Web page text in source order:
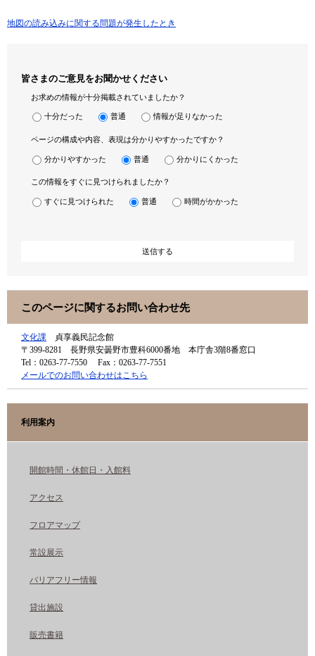
地図の読み込みに関する問題が発生したとき
皆さまのご意見をお聞かせください
お求めの情報が十分掲載されていましたか？
十分だった 普通 情報が足りなかった
ページの構成や内容、表現は分かりやすかったですか？
分かりやすかった 普通 分かりにくかった
この情報をすぐに見つけられましたか？
すぐに見つけられた 普通 時間がかかった
このページに関するお問い合わせ先
文化課
貞享義民記念館
〒399-8281
長野県安曇野市豊科6000番地 本庁舎3階8番窓口
Tel：0263-77-7550
Fax：0263-77-7551
メールでのお問い合わせはこちら
利用案内
開館時間・休館日・入館料
アクセス
フロアマップ
常設展示
バリアフリー情報
貸出施設
販売書籍